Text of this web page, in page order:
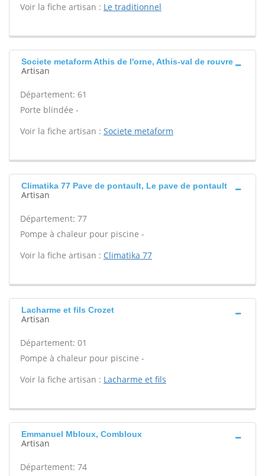
Voir la fiche artisan : Le traditionnel
Societe metaform Athis de l'orne, Athis-val de rouvre
Artisan
Département: 61
Porte blindée -
Voir la fiche artisan : Societe metaform
Climatika 77 Pave de pontault, Le pave de pontault
Artisan
Département: 77
Pompe à chaleur pour piscine -
Voir la fiche artisan : Climatika 77
Lacharme et fils Crozet
Artisan
Département: 01
Pompe à chaleur pour piscine -
Voir la fiche artisan : Lacharme et fils
Emmanuel Mbloux, Combloux
Artisan
Département: 74